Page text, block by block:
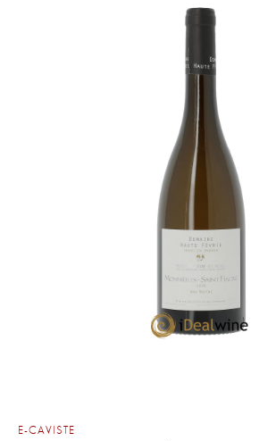
E-CAVISTE